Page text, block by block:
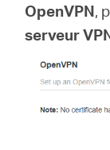
OpenVPN,
serveur